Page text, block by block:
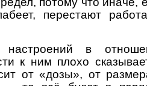
перестают
в
к ним плохо
от «дозы», от